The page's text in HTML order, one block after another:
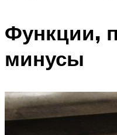
Функции,
минусы